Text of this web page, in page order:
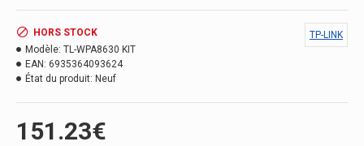
151.23€
HORS STOCK
Modèle: TL-WPA8630 KIT
EAN: 6935364093624
État du produit: Neuf
TP-LINK